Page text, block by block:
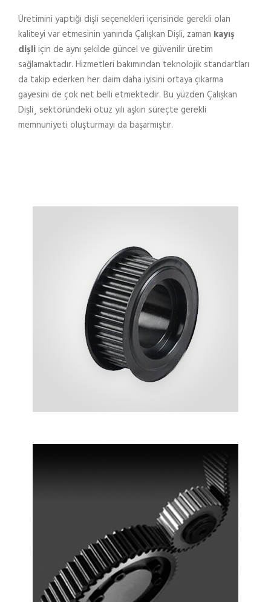
Üretimini yaptığı dişli seçenekleri içerisinde gerekli olan
kaliteyi var etmesinin yanında Çalışkan Dişli, zaman kayış
dişliiçin de aynı şekilde güncel ve güvenilir üretim
sağlamaktadır. Hizmetleri bakımından teknolojik standartları
da takip ederken her daim daha iyisini ortaya çıkarma
gayesini de çok net belli etmektedir. Bu yüzden Çalışkan
Dişli¸ sektöründeki otuz yılı aşkın süreçte gerekli
memnuniyeti oluşturmayı da başarmıştır.
ZAMAN KAYIŞ DIŞLI
ZAMAN KAYIŞ DIŞLI